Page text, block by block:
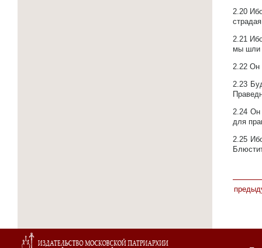
2.20
2.21
мы шли
2.22 Он
2.23
2.24Он
для
2.25